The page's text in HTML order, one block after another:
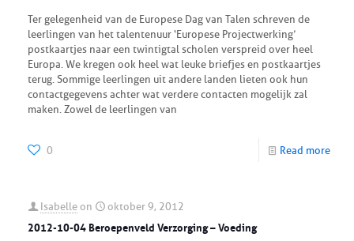
Ter gelegenheid van de Europese Dag van Talen schreven de
leerlingen van het talentenuur ‘Europese Projectwerking’
postkaartjes naar een twintigtal scholen verspreid over heel
Europa. We kregen ook heel wat leuke briefjes en postkaartjes
terug. Sommige leerlingen uit andere landen lieten ook hun
contactgegevens achter wat verdere contacten mogelijk zal
maken. Zowel de leerlingen van
0 Read more
Isabelleon
oktober 9, 2012
2012-10-04 Beroepenveld Verzorging – Voeding